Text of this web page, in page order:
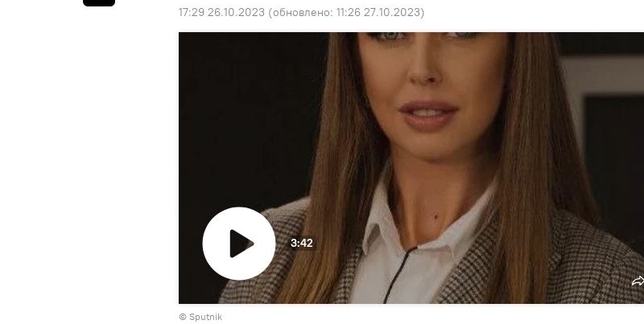
17:29 26.10.2023 (обновлено: 11:26 27.10.2023)
Воспроизвести
3:42
© Sputnik